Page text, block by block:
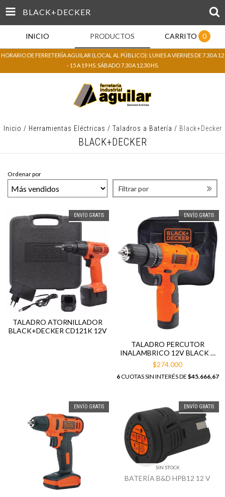
BLACK+DECKER
INICIO PRODUCTOS CARRITO 0
HORARIO DE FERRETERÍA AGUILAR (LOCAL AL PÚBLICO): LUNES A VIERNES DE 7.30 A 12
- 15 A 19 HS. SÁBADO 7.30 A 12.30 HS.
Inicio / Herramientas Eléctricas / Taladros a Batería / Black+Decker
BLACK+DECKER
Ordenar por
Filtrar por
ENVÍO GRATIS
TALADRO ATORNILLADOR
BLACK+DECKER CD121K 12V
ENVÍO GRATIS
TALADRO PERCUTOR
INALAMBRICO 12V BLACK +
DECKER HP12
$274.000
6CUOTAS SIN INTERÉS DE $45.666,67
ENVÍO GRATIS ENVÍO GRATIS
SIN STOCK
BATERÍA B&D HPB12 12 V